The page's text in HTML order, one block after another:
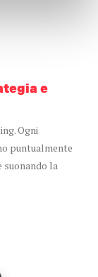
e
Ogni
puntualmente
suonando la